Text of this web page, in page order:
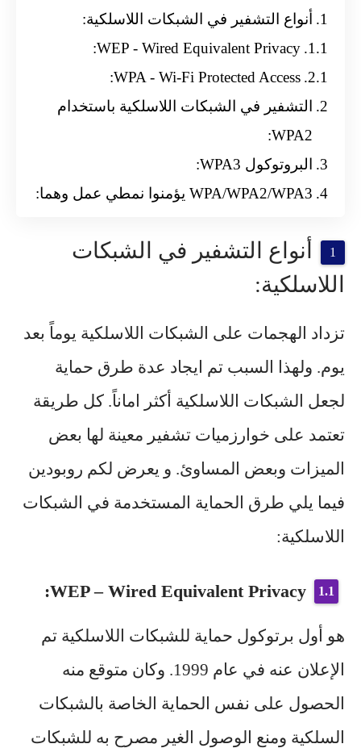
أنواع التشفير في الشبكات اللاسلكية:
WEP - Wired Equivalent Privacy:
WPA - Wi-Fi Protected Access:
التشفير في الشبكات اللاسلكية باستخدام
WPA2:
البروتوكول WPA3:
WPA/WPA2/WPA3 يؤمنوا نمطي عمل وهما:
أنواع التشفير في الشبكات
اللاسلكية:
تزداد الهجمات على الشبكات اللاسلكية يوماً بعد
يوم. ولهذا السبب تم ايجاد عدة طرق حماية
لجعل الشبكات اللاسلكية أكثر اماناً. كل طريقة
تعتمد على خوارزميات تشفير معينة لها بعض
الميزات وبعض المساوئ. و يعرض لكم روبودين
فيما يلي طرق الحماية المستخدمة في الشبكات
اللاسلكية:
WEP – Wired Equivalent Privacy:
هو أول برتوكول حماية للشبكات اللاسلكية تم
الإعلان عنه في عام 1999. وكان متوقع منه
الحصول على نفس الحماية الخاصة بالشبكات
السلكية ومنع الوصول الغير مصرح به للشبكات